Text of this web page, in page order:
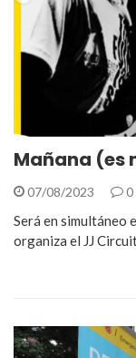
Mañana (es
07/08/2023 0
Será en simultáneo
organiza el JJ